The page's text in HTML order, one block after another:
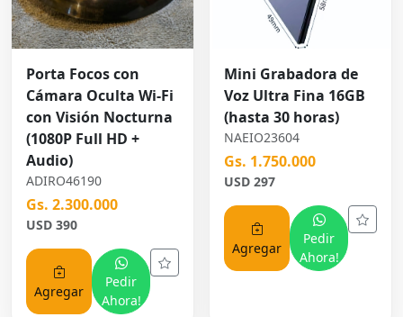
Porta Focos con
Cámara Oculta Wi-Fi
con Visión Nocturna
(1080P Full HD +
Audio)
ADIRO46190
Gs. 2.300.000
USD 390
Agregar
Pedir
Ahora!
Mini Grabadora de
Voz Ultra Fina 16GB
(hasta 30 horas)
NAEIO23604
Gs. 1.750.000
USD 297
Agregar
Pedir
Ahora!